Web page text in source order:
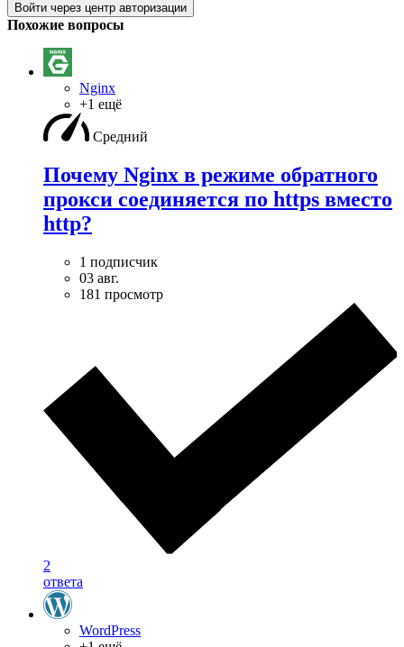
Войти через центр авторизации
Похожие вопросы
Nginx
+1 ещё
Средний
Почему Nginx в режиме обратного
прокси соединяется по https вместо
http?
1 подписчик
03 авг.
181 просмотр
2
ответа
WordPress